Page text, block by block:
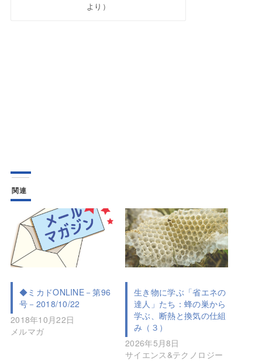
より）
関連
◆ミカドONLINE－第96
号－2018/10/22
2018年10月22日
メルマガ
生き物に学ぶ「省エネの
達人」たち：蜂の巣から
学ぶ、断熱と換気の仕組
み（３）
2026年5月8日
サイエンス&テクノロジー